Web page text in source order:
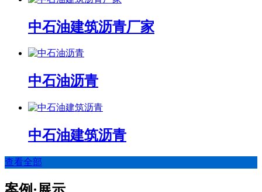
中石油建筑沥青厂家
中石油沥青
中石油建筑沥青
查看全部